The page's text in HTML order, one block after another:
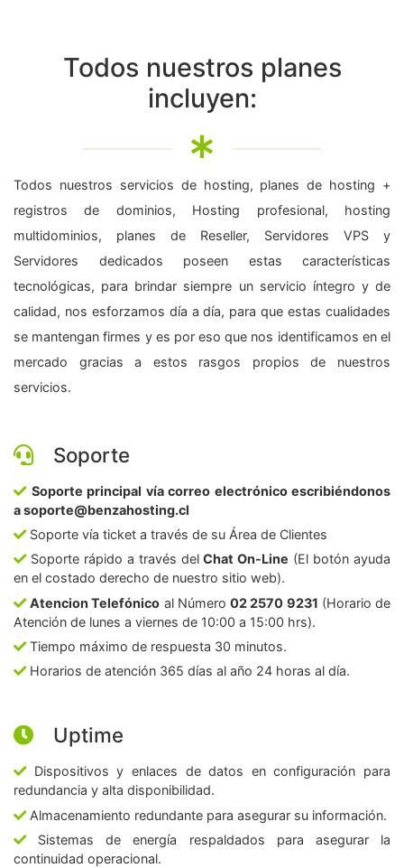
Todos nuestros planes
incluyen:
Todos nuestros servicios de hosting, planes de hosting +
registros de dominios, Hosting profesional, hosting
multidominios, planes de Reseller, Servidores VPS y
Servidores dedicados poseen estas características
tecnológicas, para brindar siempre un servicio íntegro y de
calidad, nos esforzamos día a día, para que estas cualidades
se mantengan firmes y es por eso que nos identificamos en el
mercado gracias a estos rasgos propios de nuestros
servicios.
Soporte
Soporte principal vía correo electrónico escribiéndonos
a soporte@benzahosting.cl
Soporte vía ticket a través de su Área de Clientes
Soporte rápido a través delChat On-Line (El botón ayuda
en el costado derecho de nuestro sitio web).
Atencion Telefónico al Número02 2570 9231 (Horario de
Atención de lunes a viernes de 10:00 a 15:00 hrs).
Tiempo máximo de respuesta 30 minutos.
Horarios de atención 365 días al año 24 horas al día.
Uptime
Dispositivos y enlaces de datos en configuración para
redundancia y alta disponibilidad.
Almacenamiento redundante para asegurar su información.
Sistemas de energía respaldados para asegurar la
continuidad operacional.